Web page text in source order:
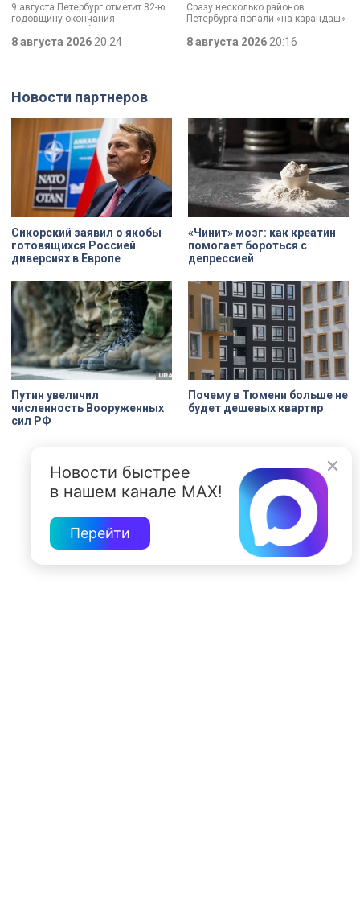
9 августа Петербург отметит 82-ю
годовщину окончания
Ленинградской битвы. Это День
воинской славы, который был
официально установлен в апреле
8 августа 2026 20:24
Сразу несколько районов
Петербурга попали «на карандаш»
парковкой во дворах. За два
летних месяца только по
8 августа 2026 20:16
Новости партнеров
Сикорский заявил о якобы
готовящихся Россией
диверсиях в Европе
«Чинит» мозг: как креатин
помогает бороться с
депрессией
Путин увеличил
численность Вооруженных
сил РФ
Почему в Тюмени больше не
будет дешевых квартир
Новости быстрее
в нашем канале MAX!
Перейти